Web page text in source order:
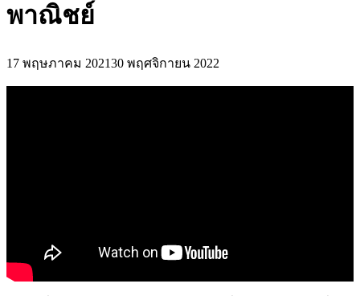
พาณิชย์
17 พฤษภาคม 202130 พฤศจิกายน 2022